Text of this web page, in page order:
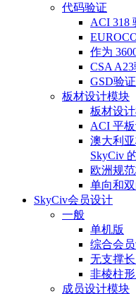
代码验证
ACI 318
作为
CSA
GSD验证
板材设计模块
板材设
ACI 平
澳大利
SkyCiv
欧洲规
单向和
SkyCiv会员设计
一般
单机版
综合会
无支撑
非棱柱
成员设计模块